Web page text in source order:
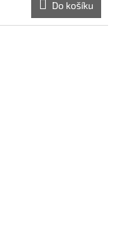
Do košíku